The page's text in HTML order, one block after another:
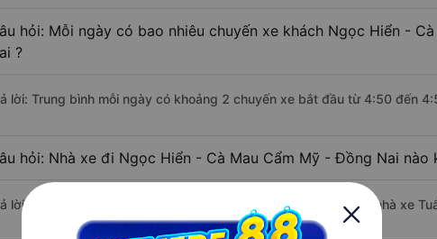
hỏi: Mỗi ngày có bao nhiêu chuyến xe khách Ngọc Hiển -
?
lời: Trung bình mỗi ngày có khoảng 2 chuyến xe bắt đầu từ 4:50 đến
hỏi: Nhà xe đi Ngọc Hiển - Cà Mau Cẩm Mỹ - Đồng Nai nào
lời: Chuyến xe có giờ xuất phát sớm nhất vào lúc 4:50 là của nhà xe